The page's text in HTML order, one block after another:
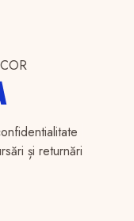
și returnări